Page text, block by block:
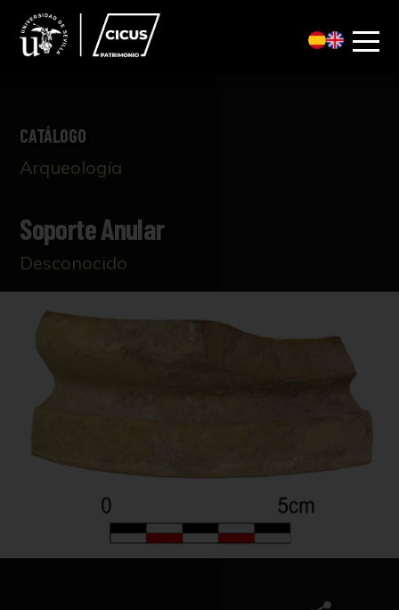
CATÁLOGO
Arqueología
Soporte Anular
Desconocido